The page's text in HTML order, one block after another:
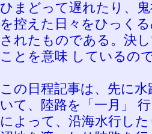
ひまどって遅れたり、
を控えた日々をひっく
されたものである。決
ことを意味 しているの
この日程記事は、先に
いて、陸路を「一月」
によって、沿海水行し